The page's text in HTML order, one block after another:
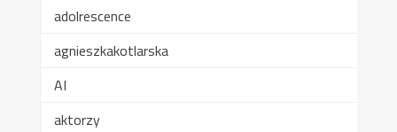
adolrescence
agnieszkakotlarska
AI
aktorzy